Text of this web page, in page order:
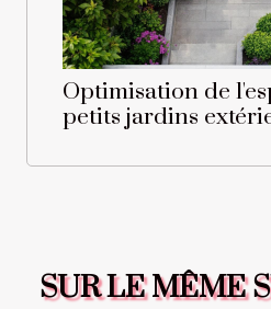
Optimisation de
petits jardins
SUR LE MÊME